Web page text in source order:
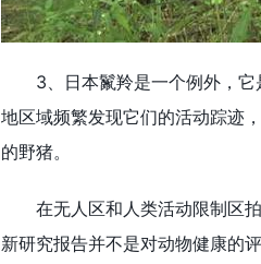
3、日本鬣羚是一个例外，它
地区域频繁发现它们的活动踪迹
的野猪。
在无人区和人类活动限制区拍
新研究报告并不是对动物健康的